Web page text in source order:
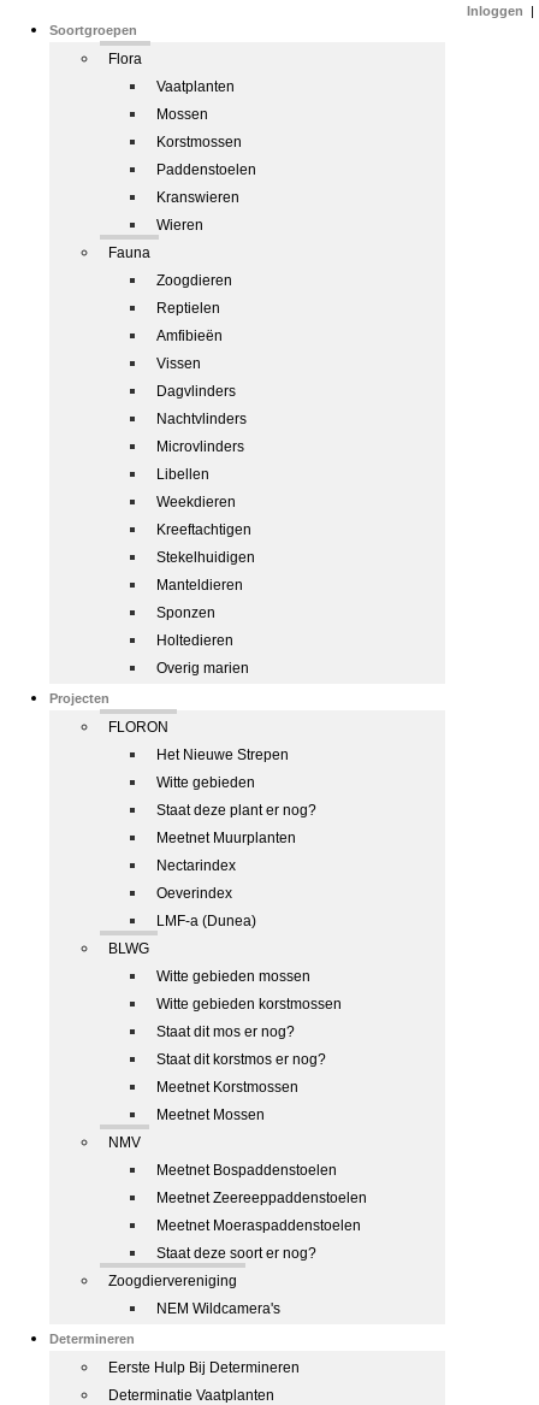
Soortgroepen
Flora
Vaatplanten
Mossen
Korstmossen
Paddenstoelen
Kranswieren
Wieren
Fauna
Zoogdieren
Reptielen
Amfibieën
Vissen
Dagvlinders
Nachtvlinders
Microvlinders
Libellen
Weekdieren
Kreeftachtigen
Stekelhuidigen
Manteldieren
Sponzen
Holtedieren
Overig marien
Projecten
FLORON
Het Nieuwe Strepen
Witte gebieden
Staat deze plant er nog?
Meetnet Muurplanten
Nectarindex
Oeverindex
LMF-a (Dunea)
BLWG
Witte gebieden mossen
Witte gebieden korstmossen
Staat dit mos er nog?
Staat dit korstmos er nog?
Meetnet Korstmossen
Meetnet Mossen
NMV
Meetnet Bospaddenstoelen
Meetnet Zeereeppaddenstoelen
Meetnet Moeraspaddenstoelen
Staat deze soort er nog?
Zoogdiervereniging
NEM Wildcamera's
Determineren
Eerste Hulp Bij Determineren
Determinatie Vaatplanten
Inloggen |